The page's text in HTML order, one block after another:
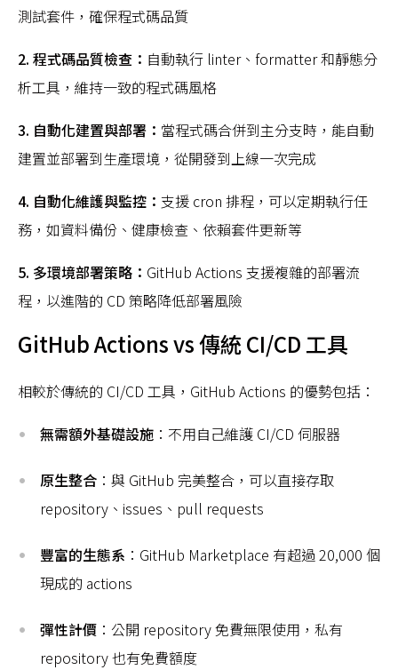
測試套件，確保程式碼品質
2. 程式碼品質檢查： 自動執行 linter、formatter 和靜態分
析工具，維持一致的程式碼風格
3. 自動化建置與部署： 當程式碼合併到主分支時，能自動
建置並部署到生產環境，從開發到上線一次完成
4. 自動化維護與監控： 支援 cron 排程，可以定期執行任
務，如資料備份、健康檢查、依賴套件更新等
5. 多環境部署策略： GitHub Actions 支援複雜的部署流
程，以進階的 CD 策略降低部署風險
GitHub Actions vs 傳統 CI/CD 工具
相較於傳統的 CI/CD 工具，GitHub Actions 的優勢包括：
無需額外基礎設施 ：不用自己維護 CI/CD 伺服器
原生整合 ：與 GitHub 完美整合，可以直接存取
repository、issues、pull requests
豐富的生態系 ：GitHub Marketplace 有超過 20,000 個
現成的 actions
彈性計價 ：公開 repository 免費無限使用，私有
repository 也有免費額度